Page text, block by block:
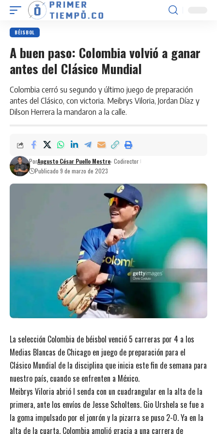
BÉISBOL
A buen paso: Colombia volvió a ganar
antes del Clásico Mundial
Colombia cerró su segundo y último juego de preparación
antes del Clásico, con victoria. Meibrys Viloria, Jordan Díaz y
Dilson Herrera la mandaron a la calle.
PorAugusto César Puello Mestre- Codirector
Publicado 9 de marzo de 2023
La selección Colombia de béisbol venció 5 carreras por 4 a los
Medias Blancas de Chicago en juego de preparación para el
Clásico Mundial de la disciplina que inicia este fin de semana para
nuestro país, cuando se enfrenten a México.
Meibrys Viloria abrió l senda con un cuadrangular en la alta de la
primera, ante los envíos de Jesse Scholtens. Gio Urshela se fue a
la goma impulsado por el jonrón y la pizarra se puso 2-0. Ya en la
alta de la cuarta, Colombia amplió gracia a una carrera de